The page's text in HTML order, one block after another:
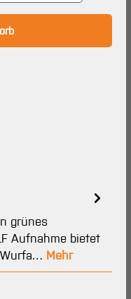
grünes
Aufnahme bietet
Wurfa… Mehr